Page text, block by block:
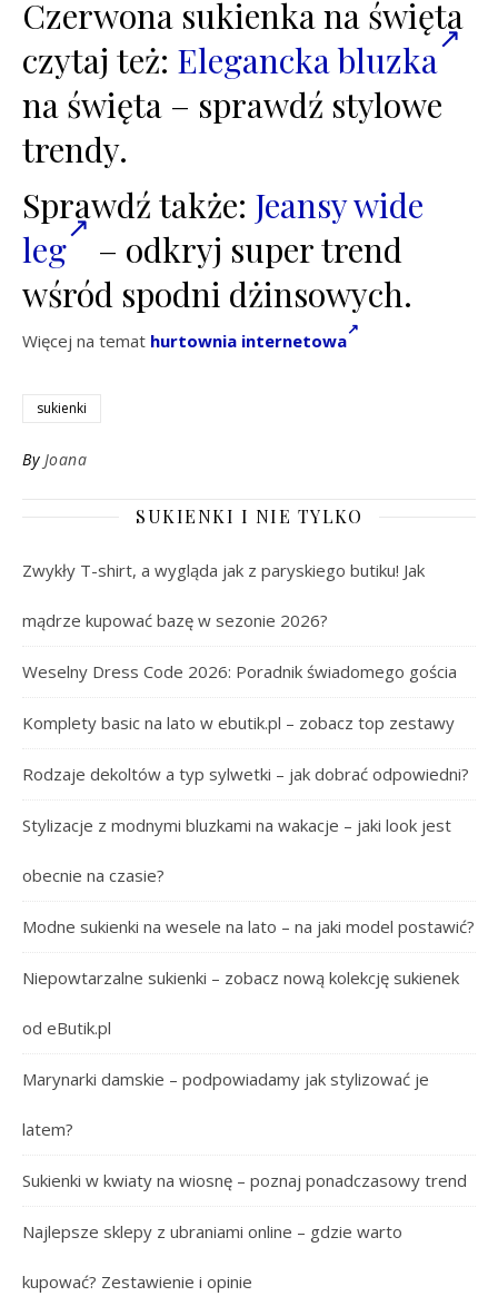
Czerwona sukienka na święta
czytaj też: Elegancka bluzka
na święta – sprawdź stylowe
trendy.
Sprawdź także: Jeansy wide
leg
– odkryj super trend
wśród spodni dżinsowych.
Więcej na temat hurtownia internetowa
sukienki
By Joana
SUKIENKI I NIE TYLKO
Zwykły T-shirt, a wygląda jak z paryskiego butiku! Jak
mądrze kupować bazę w sezonie 2026?
Weselny Dress Code 2026: Poradnik świadomego gościa
Komplety basic na lato w ebutik.pl – zobacz top zestawy
Rodzaje dekoltów a typ sylwetki – jak dobrać odpowiedni?
Stylizacje z modnymi bluzkami na wakacje – jaki look jest
obecnie na czasie?
Modne sukienki na wesele na lato – na jaki model postawić?
Niepowtarzalne sukienki – zobacz nową kolekcję sukienek
od eButik.pl
Marynarki damskie – podpowiadamy jak stylizować je
latem?
Sukienki w kwiaty na wiosnę – poznaj ponadczasowy trend
Najlepsze sklepy z ubraniami online – gdzie warto
kupować? Zestawienie i opinie